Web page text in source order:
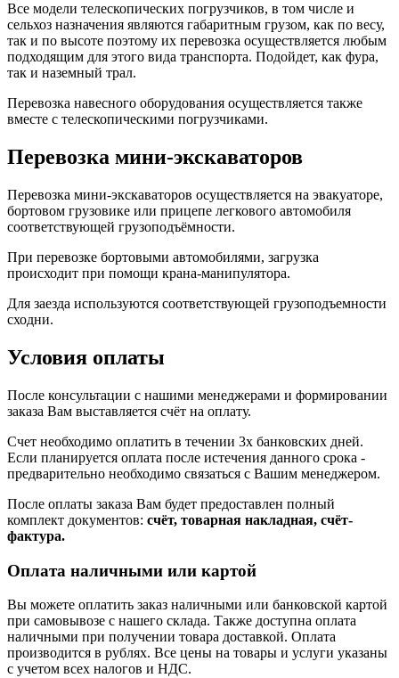
Все модели телескопических погрузчиков, в том числе и
сельхоз назначения являются габаритным грузом, как по весу,
так и по высоте поэтому их перевозка осуществляется любым
подходящим для этого вида транспорта. Подойдет, как фура,
так и наземный трал.
Перевозка навесного оборудования осуществляется также
вместе с телескопическими погрузчиками.
Перевозка мини-экскаваторов
Перевозка мини-экскаваторов осуществляется на эвакуаторе,
бортовом грузовике или прицепе легкового автомобиля
соответствующей грузоподъёмности.
При перевозке бортовыми автомобилями, загрузка
происходит при помощи крана-манипулятора.
Для заезда используются соответствующей грузоподъемности
сходни.
Условия оплаты
После консультации с нашими менеджерами и формировании
заказа Вам выставляется счёт на оплату.
Счет необходимо оплатить в течении 3х банковских дней.
Если планируется оплата после истечения данного срока -
предварительно необходимо связаться с Вашим менеджером.
После оплаты заказа Вам будет предоставлен полный
комплект документов: счёт, товарная накладная, счёт-
фактура.
Оплата наличными или картой
Вы можете оплатить заказ наличными или банковской картой
при самовывозе с нашего склада. Также доступна оплата
наличными при получении товара доставкой. Оплата
производится в рублях. Все цены на товары и услуги указаны
с учетом всех налогов и НДС.